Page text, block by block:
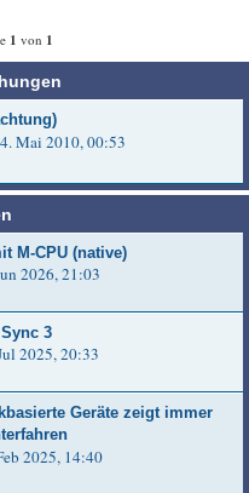
1 von 1
Mai 2010, 00:53
M-CPU (native)
2026, 21:03
3
2025, 20:33
Geräte zeigt immer
2025, 14:40